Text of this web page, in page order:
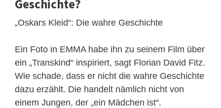
Geschichte?
„Oskars Kleid“: Die wahre Geschichte
Ein Foto in EMMA habe ihn zu seinem Film über
ein „Transkind“ inspiriert, sagt Florian David Fitz.
Wie schade, dass er nicht die wahre Geschichte
dazu erzählt. Die handelt nämlich nicht von
einem Jungen, der „ein Mädchen ist“.